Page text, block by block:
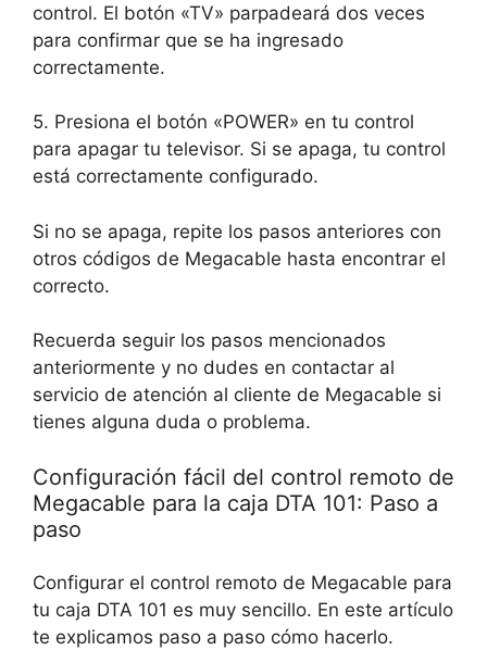
control. El botón «TV» parpadeará dos veces
para confirmar que se ha ingresado
correctamente.
5. Presiona el botón «POWER» en tu control
para apagar tu televisor. Si se apaga, tu control
está correctamente configurado.
Si no se apaga, repite los pasos anteriores con
otros códigos de Megacable hasta encontrar el
correcto.
Recuerda seguir los pasos mencionados
anteriormente y no dudes en contactar al
servicio de atención al cliente de Megacable si
tienes alguna duda o problema.
Configuración fácil del control remoto de
Megacable para la caja DTA 101: Paso a
paso
Configurar el control remoto de Megacable para
tu caja DTA 101 es muy sencillo. En este artículo
te explicamos paso a paso cómo hacerlo.